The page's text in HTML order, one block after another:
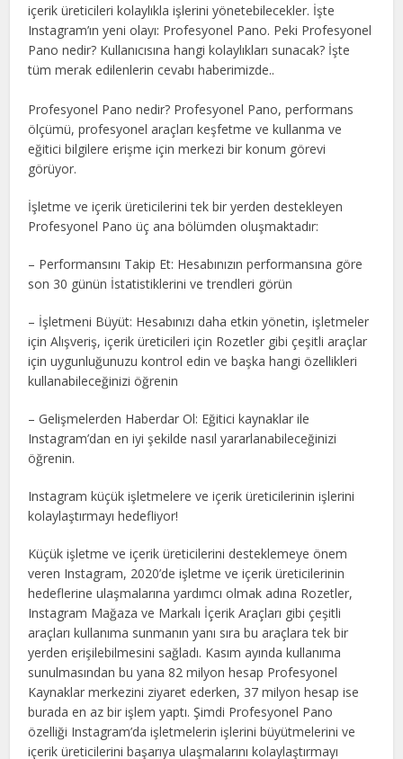
içerik üreticileri kolaylıkla işlerini yönetebilecekler. İşte
Instagram’ın yeni olayı: Profesyonel Pano. Peki Profesyonel
Pano nedir? Kullanıcısına hangi kolaylıkları sunacak? İşte
tüm merak edilenlerin cevabı haberimizde..
Profesyonel Pano nedir? Profesyonel Pano, performans
ölçümü, profesyonel araçları keşfetme ve kullanma ve
eğitici bilgilere erişme için merkezi bir konum görevi
görüyor.
İşletme ve içerik üreticilerini tek bir yerden destekleyen
Profesyonel Pano üç ana bölümden oluşmaktadır:
– Performansını Takip Et: Hesabınızın performansına göre
son 30 günün İstatistiklerini ve trendleri görün
– İşletmeni Büyüt: Hesabınızı daha etkin yönetin, işletmeler
için Alışveriş, içerik üreticileri için Rozetler gibi çeşitli araçlar
için uygunluğunuzu kontrol edin ve başka hangi özellikleri
kullanabileceğinizi öğrenin
– Gelişmelerden Haberdar Ol: Eğitici kaynaklar ile
Instagram’dan en iyi şekilde nasıl yararlanabileceğinizi
öğrenin.
Instagram küçük işletmelere ve içerik üreticilerinin işlerini
kolaylaştırmayı hedefliyor!
Küçük işletme ve içerik üreticilerini desteklemeye önem
veren Instagram, 2020’de işletme ve içerik üreticilerinin
hedeflerine ulaşmalarına yardımcı olmak adına Rozetler,
Instagram Mağaza ve Markalı İçerik Araçları gibi çeşitli
araçları kullanıma sunmanın yanı sıra bu araçlara tek bir
yerden erişilebilmesini sağladı. Kasım ayında kullanıma
sunulmasından bu yana 82 milyon hesap Profesyonel
Kaynaklar merkezini ziyaret ederken, 37 milyon hesap ise
burada en az bir işlem yaptı. Şimdi Profesyonel Pano
özelliği Instagram’da işletmelerin işlerini büyütmelerini ve
içerik üreticilerini başarıya ulaşmalarını kolaylaştırmayı